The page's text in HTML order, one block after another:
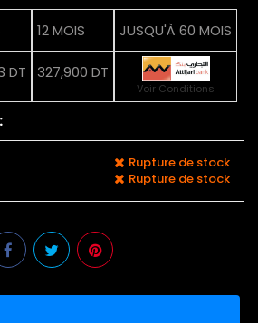
DT
12 MOIS
327,900 DT
JUSQU'À 60 MOIS
Voir Conditions
Rupture de stock
Rupture de stock